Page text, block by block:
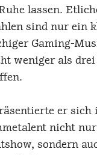
lassen.
sind nur ein
Gaming-
weniger als
er sich
nicht
sondern